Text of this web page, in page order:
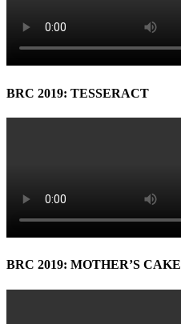
BRC 2019: TESSERACT
BRC 2019: MOTHER’S CAKE